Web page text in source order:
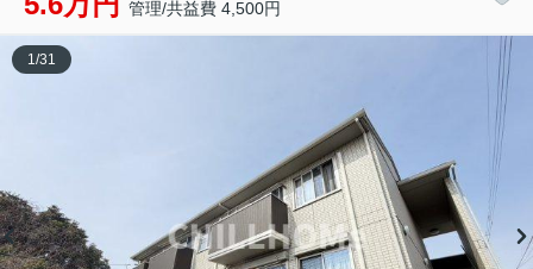
管理/共益費 4,500円
1/31